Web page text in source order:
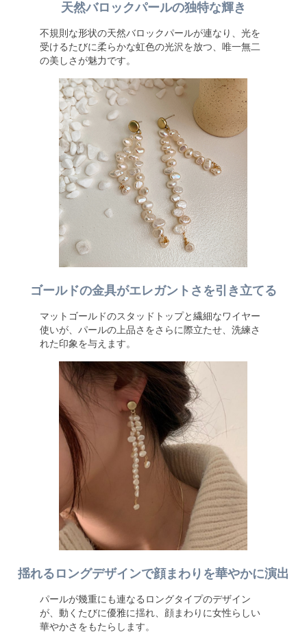
天然バロックパールの独特な輝き
不規則な形状の天然バロックパールが連なり、光を
受けるたびに柔らかな虹色の光沢を放つ、唯一無二
の美しさが魅力です。
ゴールドの金具がエレガントさを引き立てる
マットゴールドのスタッドトップと繊細なワイヤー
使いが、パールの上品さをさらに際立たせ、洗練さ
れた印象を与えます。
揺れるロングデザインで顔まわりを華やかに演出
パールが幾重にも連なるロングタイプのデザイン
が、動くたびに優雅に揺れ、顔まわりに女性らしい
華やかさをもたらします。